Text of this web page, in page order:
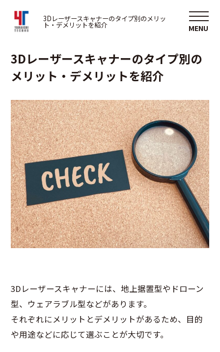
3Dレーザースキャナーのタイプ別のメリッ
ト・デメリットを紹介
2025/10/20
3Dレーザースキャナーのタイプ別の
メリット・デメリットを紹介
3Dレーザースキャナーには、地上据置型やドローン
型、ウェアラブル型などがあります。
それぞれにメリットとデメリットがあるため、目的
や用途などに応じて選ぶことが大切です。